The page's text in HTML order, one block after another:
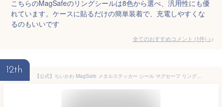
こちらのMagSafeのリングシールは8色から選べ、汎用性にも優
れています。ケースに貼るだけの簡単装着で、充電しやすくな
るのもいいです
全てのおすすめコメント (1件) >
12th
【公式】ちいかわ MagSafe メタルステッカー シール マグセーフ リングシール リング スマホアクセサリ iPhone 15 14 13 12 アイフォン 15 Pro 14 Pro 13 Pro 12 Pro ハチワレ うさぎ ラッコ モモンガ くりまんじゅう シーサー カニ キャラクター グッズ